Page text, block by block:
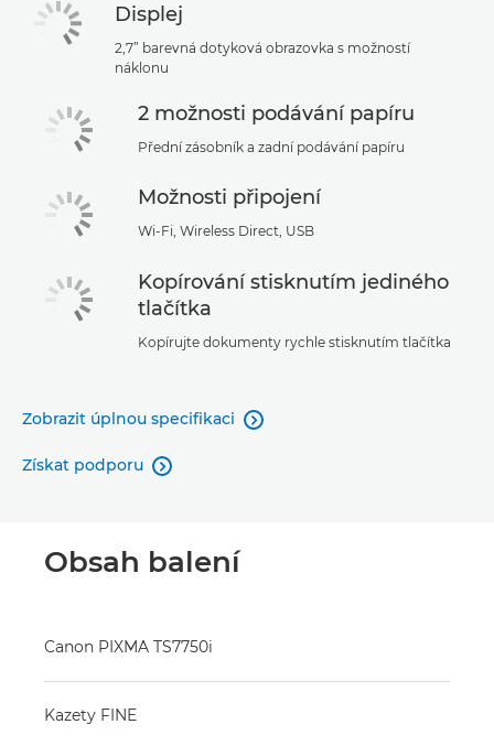
Displej
2,7” barevná dotyková obrazovka s možností
náklonu
2 možnosti podávání papíru
Přední zásobník a zadní podávání papíru
Možnosti připojení
Wi-Fi, Wireless Direct, USB
Kopírování stisknutím jediného
tlačítka
Kopírujte dokumenty rychle stisknutím tlačítka
Zobrazit úplnou specifikaci 
Získat podporu 
Obsah balení
Canon PIXMA TS7750i
Kazety FINE